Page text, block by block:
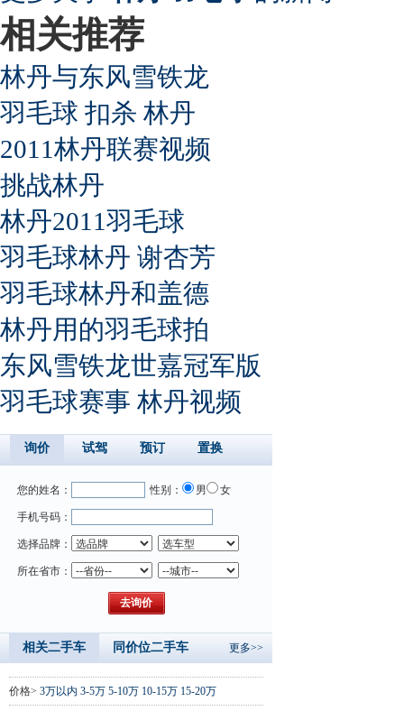
相关推荐
林丹与东风雪铁龙
羽毛球 扣杀 林丹
2011林丹联赛视频
挑战林丹
林丹2011羽毛球
羽毛球林丹 谢杏芳
羽毛球林丹和盖德
林丹用的羽毛球拍
东风雪铁龙世嘉冠军版
羽毛球赛事 林丹视频
询价 试驾 预订 置换
您的姓名： 性别： 男 女
手机号码：
选择品牌：
所在省市：
相关二手车 同价位二手车 更多>>
价格> 3万以内 3-5万 5-10万 10-15万 15-20万